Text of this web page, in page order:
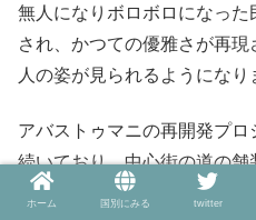
無人になりボロボロになっ
され、かつての優雅さが再
人の姿が見られるようになり
アバストゥマニの再開発プ
続いており、中心街の道の
ンが精力的に進められていま
ホーム 国別にみる twitter